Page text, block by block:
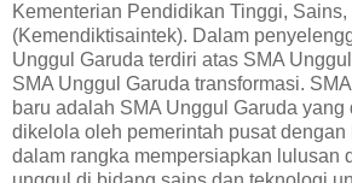
Kementerian Pendidikan Tinggi, Sains,
(Kemendiktisaintek). Dalam
Unggul Garuda terdiri atas SMA
SMA Unggul Garuda transformasi.
baru adalah SMA Unggul Garuda
dikelola oleh pemerintah pusat dengan
dalam rangka mempersiapkan lulusan